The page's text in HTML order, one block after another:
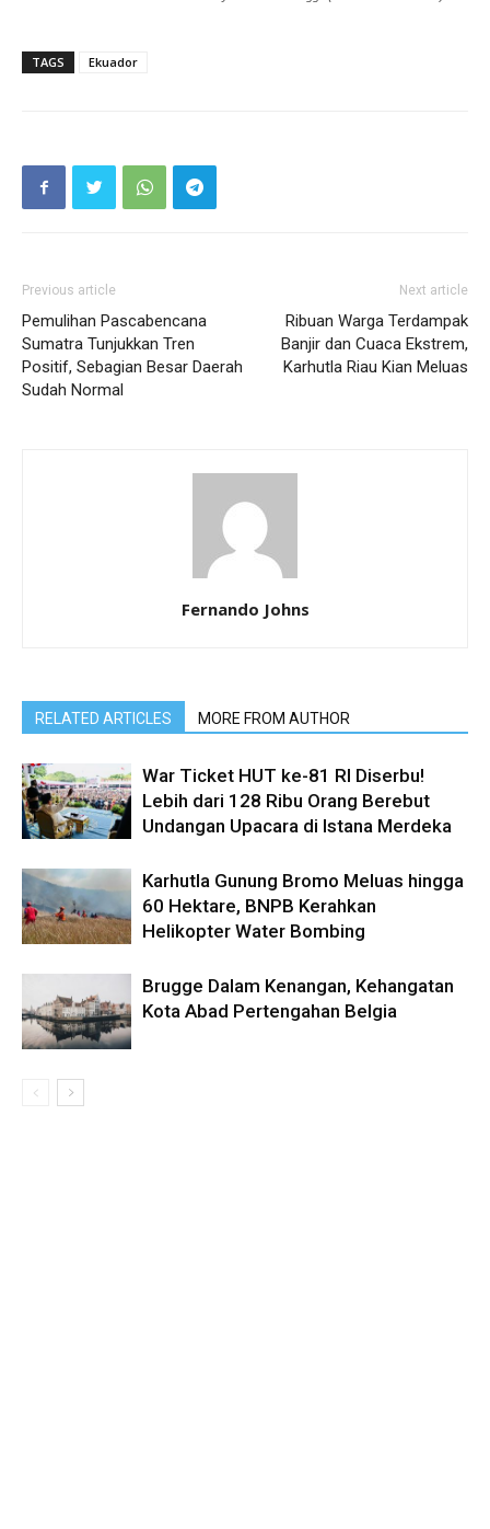
TAGS Ekuador
Previous article
Pemulihan Pascabencana
Sumatra Tunjukkan Tren
Positif, Sebagian Besar Daerah
Sudah Normal
Next article
Ribuan Warga Terdampak
Banjir dan Cuaca Ekstrem,
Karhutla Riau Kian Meluas
Fernando Johns
RELATED ARTICLES MORE FROM AUTHOR
War Ticket HUT ke-81 RI Diserbu!
Lebih dari 128 Ribu Orang Berebut
Undangan Upacara di Istana Merdeka
Karhutla Gunung Bromo Meluas hingga
60 Hektare, BNPB Kerahkan
Helikopter Water Bombing
Brugge Dalam Kenangan, Kehangatan
Kota Abad Pertengahan Belgia